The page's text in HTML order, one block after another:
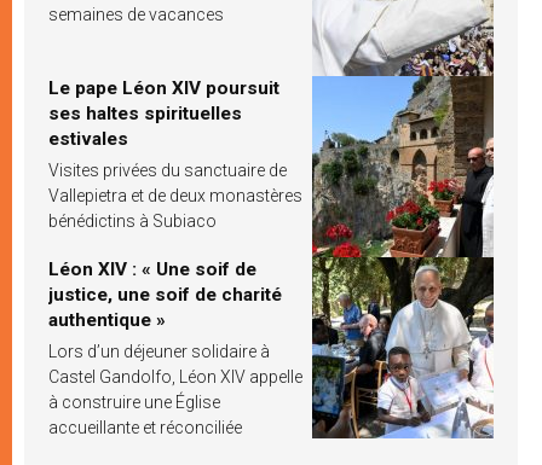
semaines de vacances
Le pape Léon XIV poursuit
ses haltes spirituelles
estivales
Visites privées du sanctuaire de
Vallepietra et de deux monastères
bénédictins à Subiaco
Léon XIV : « Une soif de
justice, une soif de charité
authentique »
Lors d’un déjeuner solidaire à
Castel Gandolfo, Léon XIV appelle
à construire une Église
accueillante et réconciliée